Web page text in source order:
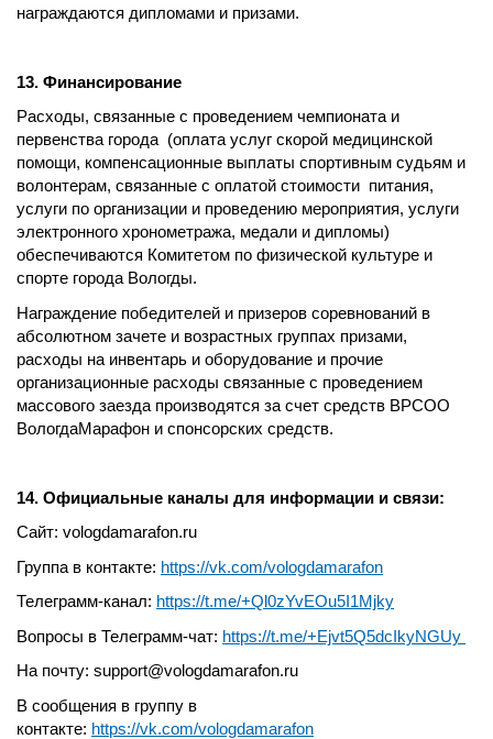
награждаются дипломами и призами.
13. Финансирование
Расходы, связанные с проведением чемпионата и
первенства города (оплата услуг скорой медицинской
помощи, компенсационные выплаты спортивным судьям и
волонтерам, связанные с оплатой стоимости питания,
услуги по организации и проведению мероприятия, услуги
электронного хронометража, медали и дипломы)
обеспечиваются Комитетом по физической культуре и
спорте города Вологды.
Награждение победителей и призеров соревнований в
абсолютном зачете и возрастных группах призами,
расходы на инвентарь и оборудование и прочие
организационные расходы связанные с проведением
массового заезда производятся за счет средств ВРСОО
ВологдаМарафон и спонсорских средств.
14. Официальные каналы для информации и связи:
Сайт: vologdamarafon.ru
Группа в контакте: https://vk.com/vologdamarafon
Телеграмм-канал: https://t.me/+Ql0zYvEOu5I1Mjky
Вопросы в Телеграмм-чат: https://t.me/+Ejvt5Q5dcIkyNGUy
На почту: support@vologdamarafon.ru
В сообщения в группу в
контакте: https://vk.com/vologdamarafon